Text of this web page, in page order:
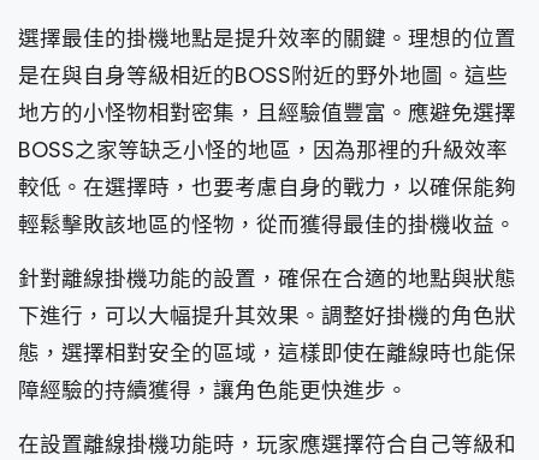
選擇最佳的掛機地點是提升效率的關鍵。理想的位置
是在與自身等級相近的BOSS附近的野外地圖。這些
地方的小怪物相對密集，且經驗值豐富。應避免選擇
BOSS之家等缺乏小怪的地區，因為那裡的升級效率
較低。在選擇時，也要考慮自身的戰力，以確保能夠
輕鬆擊敗該地區的怪物，從而獲得最佳的掛機收益。
針對離線掛機功能的設置，確保在合適的地點與狀態
下進行，可以大幅提升其效果。調整好掛機的角色狀
態，選擇相對安全的區域，這樣即使在離線時也能保
障經驗的持續獲得，讓角色能更快進步。
在設置離線掛機功能時，玩家應選擇符合自己等級和